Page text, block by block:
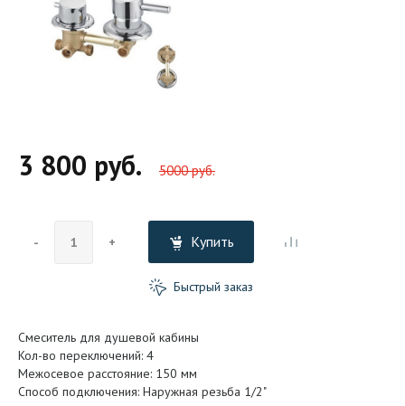
3 800 руб. 5000 руб.
- + Купить
Быстрый заказ
Смеситель для душевой кабины
Кол-во переключений: 4
Межосевое расстояние: 150 мм
Способ подключения: Наружная резьба 1/2"